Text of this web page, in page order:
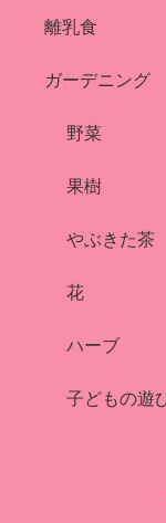
離乳食
ガーデニング
野菜
果樹
やぶきた茶
花
ハーブ
子どもの遊